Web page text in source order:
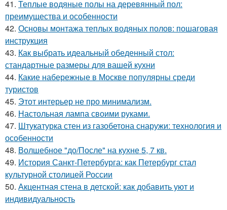
41. Теплые водяные полы на деревянный пол:
преимущества и особенности
42. Основы монтажа теплых водяных полов: пошаговая
инструкция
43. Как выбрать идеальный обеденный стол:
стандартные размеры для вашей кухни
44. Какие набережные в Москве популярны среди
туристов
45. Этот интерьер не про минимализм.
46. Настольная лампа своими руками.
47. Штукатурка стен из газобетона снаружи: технология и
особенности
48. Волшебное "до/После" на кухне 5, 7 кв.
49. История Санкт-Петербурга: как Петербург стал
культурной столицей России
50. Акцентная стена в детской: как добавить уют и
индивидуальность